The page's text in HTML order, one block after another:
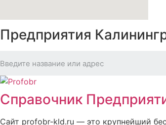
Предприятия
Справочник
Сайт profobr-kld.ru — это крупнейший